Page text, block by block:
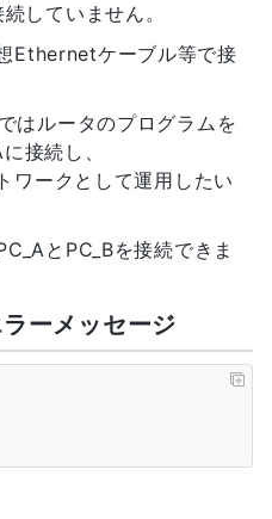
していません。
Ethernetケーブル等で接
はルータのプログラムを
接続し、
ワークとして運用したい
とPC_Bを接続できま
ーメッセージ